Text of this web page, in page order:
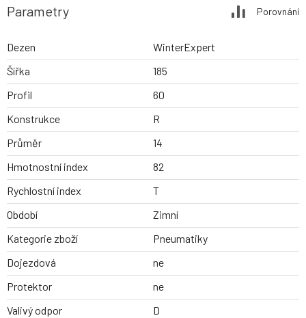
Parametry Porovnání
Dezen
WinterExpert
Šířka
185
Profil
60
Konstrukce
R
Průměr
14
Hmotnostní index
82
Rychlostní index
T
Období
Zimní
Kategorie zboží
Pneumatiky
Dojezdová
ne
Protektor
ne
Valivý odpor
D